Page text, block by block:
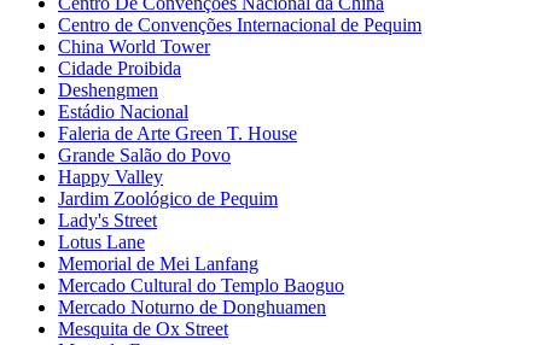
Centro de Convenções Internacional de Pequim
China World Tower
Cidade Proibida
Deshengmen
Estádio Nacional
Faleria de Arte Green T. House
Grande Salão do Povo
Happy Valley
Jardim Zoológico de Pequim
Lady's Street
Lotus Lane
Memorial de Mei Lanfang
Mercado Cultural do Templo Baoguo
Mercado Noturno de Donghuamen
Mesquita de Ox Street